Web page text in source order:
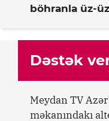
böhranla üz-
Dəstək
Meydan TV
məkanındakı